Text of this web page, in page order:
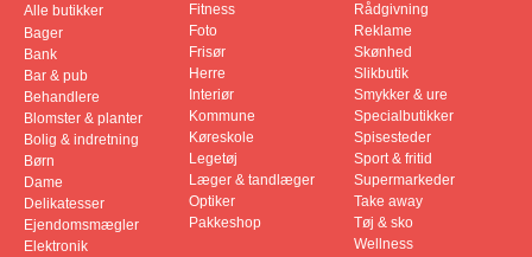
Alle butikker
Bager
Bank
Bar & pub
Behandlere
Blomster & planter
Bolig & indretning
Børn
Dame
Delikatesser
Ejendomsmægler
Elektronik
Fitness
Foto
Frisør
Herre
Interiør
Kommune
Køreskole
Legetøj
Læger & tandlæger
Optiker
Pakkeshop
Rådgivning
Reklame
Skønhed
Slikbutik
Smykker & ure
Specialbutikker
Spisesteder
Sport & fritid
Supermarkeder
Take away
Tøj & sko
Wellness